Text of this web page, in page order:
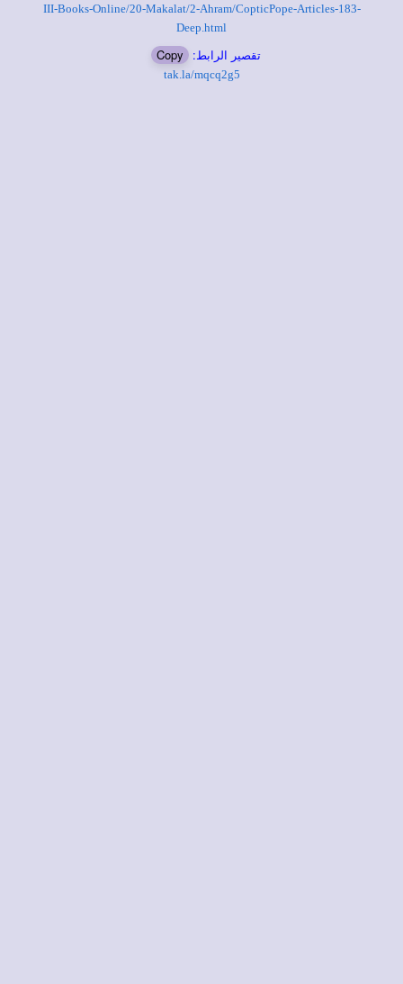
III-Books-Online/20-Makalat/2-Ahram/CopticPope-Articles-183-
Deep.html
تقصير الرابط: Copy
tak.la/mqcq2g5